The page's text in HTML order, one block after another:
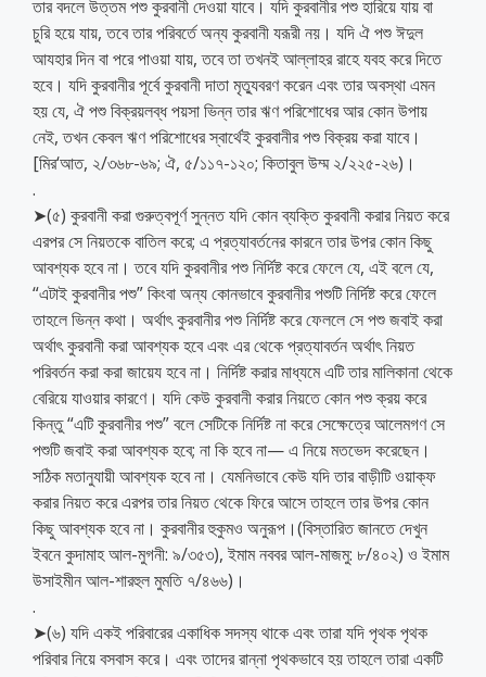
তার বদলে উত্তম পশু কুরবানী দেওয়া যাবে। যদি কুরবানীর পশু হারিয়ে যায় বা
চুরি হয়ে যায়, তবে তার পরিবর্তে অন্য কুরবানী যরূরী নয়। যদি ঐ পশু ঈদুল
আযহার দিন বা পরে পাওয়া যায়, তবে তা তখনই আল্লাহর রাহে যবহ করে দিতে
হবে। যদি কুরবানীর পূর্বে কুরবানী দাতা মৃত্যুবরণ করেন এবং তার অবস্থা এমন
হয় যে, ঐ পশু বিক্রয়লব্ধ পয়সা ভিন্ন তার ঋণ পরিশোধের আর কোন উপায়
নেই, তখন কেবল ঋণ পরিশোধের স্বার্থেই কুরবানীর পশু বিক্রয় করা যাবে।
[মির‘আত, ২/৩৬৮-৬৯; ঐ, ৫/১১৭-১২০; কিতাবুল উম্ম ২/২২৫-২৬)।
.
➤(৫) কুরবানী করা গুরুত্বপূর্ণ সুন্নত যদি কোন ব্যক্তি কুরবানী করার নিয়ত করে
এরপর সে নিয়তকে বাতিল করে; এ প্রত্যাবর্তনের কারনে তার উপর কোন কিছু
আবশ্যক হবে না। তবে যদি কুরবানীর পশু নির্দিষ্ট করে ফেলে যে, এই বলে যে,
“এটাই কুরবানীর পশু” কিংবা অন্য কোনভাবে কুরবানীর পশুটি নির্দিষ্ট করে ফেলে
তাহলে ভিন্ন কথা। অর্থাৎ কুরবানীর পশু নির্দিষ্ট করে ফেললে সে পশু জবাই করা
অর্থাৎ কুরবানী করা আবশ্যক হবে এবং এর থেকে প্রত্যাবর্তন অর্থাৎ নিয়ত
পরিবর্তন করা করা জায়েয হবে না। নির্দিষ্ট করার মাধ্যমে এটি তার মালিকানা থেকে
বেরিয়ে যাওয়ার কারণে। যদি কেউ কুরবানী করার নিয়তে কোন পশু ক্রয় করে
কিন্তু “এটি কুরবানীর পশু” বলে সেটিকে নির্দিষ্ট না করে সেক্ষেত্রে আলেমগণ সে
পশুটি জবাই করা আবশ্যক হবে; না কি হবে না— এ নিয়ে মতভেদ করেছেন।
সঠিক মতানুযায়ী আবশ্যক হবে না। যেমনিভাবে কেউ যদি তার বাড়ীটি ওয়াক্‌ফ
করার নিয়ত করে এরপর তার নিয়ত থেকে ফিরে আসে তাহলে তার উপর কোন
কিছু আবশ্যক হবে না। কুরবানীর হুকুমও অনুরূপ।(বিস্তারিত জানতে দেখুন
ইবনে কুদামাহ আল-মুগনী: ৯/৩৫৩), ইমাম নববর আল-মাজমু: ৮/৪০২) ও ইমাম
উসাইমীন আল-শারহুল মুমতি ৭/৪৬৬)।
.
➤(৬) যদি একই পরিবারের একাধিক সদস্য থাকে এবং তারা যদি পৃথক পৃথক
পরিবার নিয়ে বসবাস করে। এবং তাদের রান্না পৃথকভাবে হয় তাহলে তারা একটি